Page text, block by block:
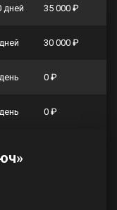
дней 35 000 ₽
30 000 ₽
0 ₽
0 ₽